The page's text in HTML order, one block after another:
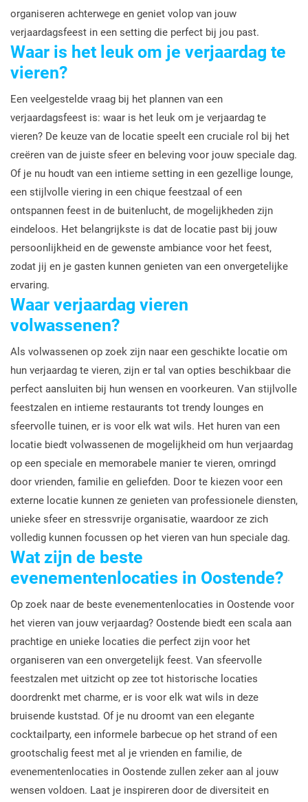
organiseren achterwege en geniet volop van jouw
verjaardagsfeest in een setting die perfect bij jou past.
Waar is het leuk om je verjaardag te
vieren?
Een veelgestelde vraag bij het plannen van een
verjaardagsfeest is: waar is het leuk om je verjaardag te
vieren? De keuze van de locatie speelt een cruciale rol bij het
creëren van de juiste sfeer en beleving voor jouw speciale dag.
Of je nu houdt van een intieme setting in een gezellige lounge,
een stijlvolle viering in een chique feestzaal of een
ontspannen feest in de buitenlucht, de mogelijkheden zijn
eindeloos. Het belangrijkste is dat de locatie past bij jouw
persoonlijkheid en de gewenste ambiance voor het feest,
zodat jij en je gasten kunnen genieten van een onvergetelijke
ervaring.
Waar verjaardag vieren
volwassenen?
Als volwassenen op zoek zijn naar een geschikte locatie om
hun verjaardag te vieren, zijn er tal van opties beschikbaar die
perfect aansluiten bij hun wensen en voorkeuren. Van stijlvolle
feestzalen en intieme restaurants tot trendy lounges en
sfeervolle tuinen, er is voor elk wat wils. Het huren van een
locatie biedt volwassenen de mogelijkheid om hun verjaardag
op een speciale en memorabele manier te vieren, omringd
door vrienden, familie en geliefden. Door te kiezen voor een
externe locatie kunnen ze genieten van professionele diensten,
unieke sfeer en stressvrije organisatie, waardoor ze zich
volledig kunnen focussen op het vieren van hun speciale dag.
Wat zijn de beste
evenementenlocaties in Oostende?
Op zoek naar de beste evenementenlocaties in Oostende voor
het vieren van jouw verjaardag? Oostende biedt een scala aan
prachtige en unieke locaties die perfect zijn voor het
organiseren van een onvergetelijk feest. Van sfeervolle
feestzalen met uitzicht op zee tot historische locaties
doordrenkt met charme, er is voor elk wat wils in deze
bruisende kuststad. Of je nu droomt van een elegante
cocktailparty, een informele barbecue op het strand of een
grootschalig feest met al je vrienden en familie, de
evenementenlocaties in Oostende zullen zeker aan al jouw
wensen voldoen. Laat je inspireren door de diversiteit en